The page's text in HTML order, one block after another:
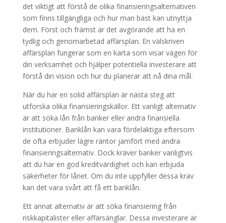
det viktigt att förstå de olika finansieringsalternativen
som finns tillgängliga och hur man bäst kan utnyttja
dem. Först och främst är det avgörande att ha en
tydlig och genomarbetad affärsplan. En välskriven
affärsplan fungerar som en karta som visar vägen för
din verksamhet och hjälper potentiella investerare att
förstå din vision och hur du planerar att nå dina mål.
När du har en solid affärsplan är nästa steg att
utforska olika finansieringskällor. Ett vanligt alternativ
är att söka lån från banker eller andra finansiella
institutioner. Banklån kan vara fördelaktiga eftersom
de ofta erbjuder lägre räntor jämfört med andra
finansieringsalternativ. Dock kräver banker vanligtvis
att du har en god kreditvärdighet och kan erbjuda
säkerheter för lånet. Om du inte uppfyller dessa krav
kan det vara svårt att få ett banklån.
Ett annat alternativ är att söka finansiering från
riskkapitalister eller affärsänglar. Dessa investerare är